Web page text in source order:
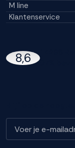
M line
Klantenservice
8,6